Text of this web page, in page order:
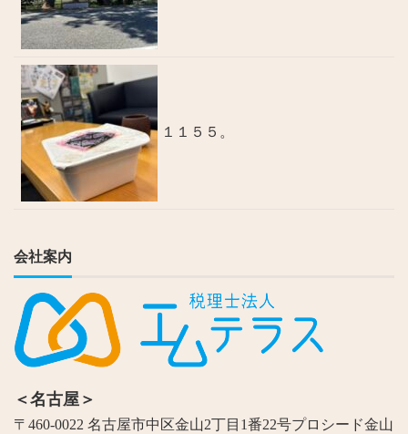
１１５５。
会社案内
＜名古屋＞
〒460-0022 名古屋市中区金山2丁目1番22号プロシード金山